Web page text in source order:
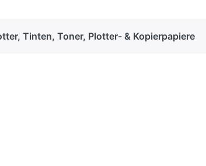
Tinten, Toner, Plotter- & Kopierpapiere